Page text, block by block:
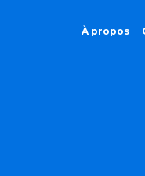
À propos